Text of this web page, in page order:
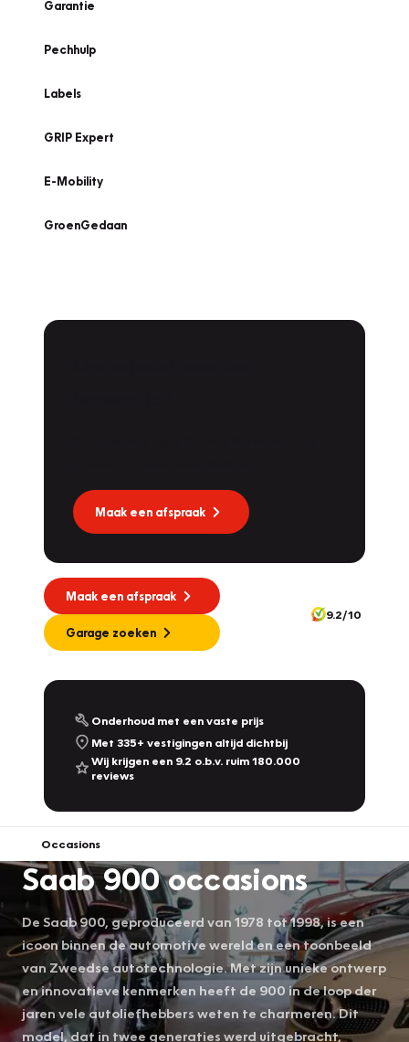
Garantie
Pechhulp
Labels
GRIP Expert
E-Mobility
GroenGedaan
Maak een afspraak
Maak een afspraak
Garage zoeken
9.2/10
Onderhoud met een vaste prijs
Met 335+ vestigingen altijd dichtbij
Wij krijgen een 9.2 o.b.v. ruim 180.000
reviews
Occasions
Saab 900 occasions
De Saab 900, geproduceerd van 1978 tot 1998, is een
icoon binnen de automotive wereld en een toonbeeld
van Zweedse autotechnologie. Met zijn unieke ontwerp
en innovatieve kenmerken heeft de 900 in de loop der
jaren vele autoliefhebbers weten te charmeren. Dit
model, dat in twee generaties werd uitgebracht,